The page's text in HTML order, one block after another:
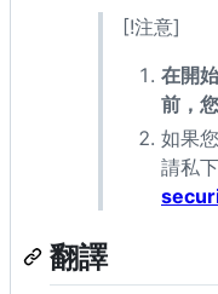
[!注意]
在開
前，
如果
請私
翻譯